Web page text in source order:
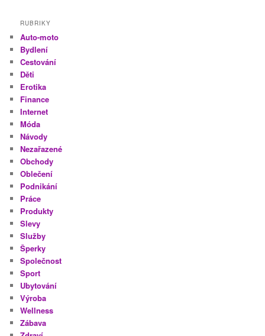
RUBRIKY
Auto-moto
Bydlení
Cestování
Děti
Erotika
Finance
Internet
Móda
Návody
Nezařazené
Obchody
Oblečení
Podnikání
Práce
Produkty
Slevy
Služby
Šperky
Společnost
Sport
Ubytování
Výroba
Wellness
Zábava